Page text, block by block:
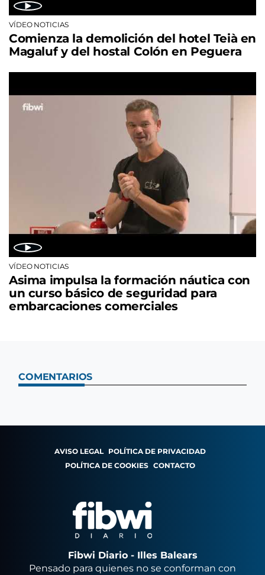
VÍDEO NOTICIAS
Comienza la demolición del hotel Teià en
Magaluf y del hostal Colón en Peguera
VÍDEO NOTICIAS
Asima impulsa la formación náutica con
un curso básico de seguridad para
embarcaciones comerciales
COMENTARIOS
AVISO LEGAL POLÍTICA DE PRIVACIDAD
POLÍTICA DE COOKIES CONTACTO
Fibwi Diario - Illes Balears
Pensado para quienes no se conforman con